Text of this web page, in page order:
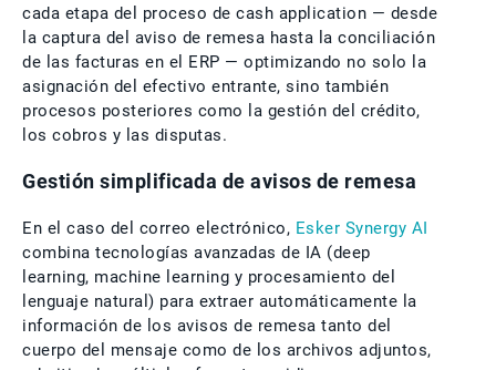
cada etapa del proceso de cash application — desde
la captura del aviso de remesa hasta la conciliación
de las facturas en el ERP — optimizando no solo la
asignación del efectivo entrante, sino también
procesos posteriores como la gestión del crédito,
los cobros y las disputas.
Gestión simplificada de avisos de remesa
En el caso del correo electrónico, Esker Synergy AI
combina tecnologías avanzadas de IA (deep
learning, machine learning y procesamiento del
lenguaje natural) para extraer automáticamente la
información de los avisos de remesa tanto del
cuerpo del mensaje como de los archivos adjuntos,